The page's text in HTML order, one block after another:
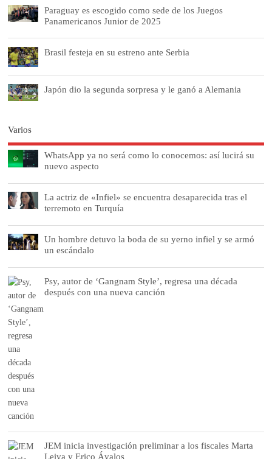
Paraguay es escogido como sede de los Juegos
Panamericanos Junior de 2025
Brasil festeja en su estreno ante Serbia
Japón dio la segunda sorpresa y le ganó a Alemania
Varios
WhatsApp ya no será como lo conocemos: así lucirá su
nuevo aspecto
La actriz de «Infiel» se encuentra desaparecida tras el
terremoto en Turquía
Un hombre detuvo la boda de su yerno infiel y se armó
un escándalo
Psy, autor de ‘Gangnam Style’, regresa una década
después con una nueva canción
JEM inicia investigación preliminar a los fiscales Marta
Leiva y Erico Ávalos